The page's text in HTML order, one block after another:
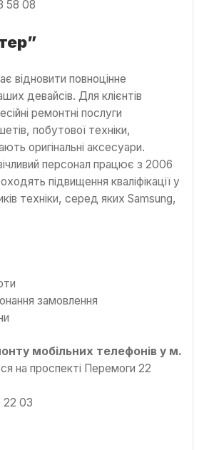
58 08
відновити повноцінне
девайсів. Для клієнтів
ремонтні послуги
побутової техніки,
оригінальні аксесуари.
персонал працює з 2006
підвищення кваліфікації у
техніки, серед яких Samsung,
замовлення
мобільних телефонів у м.
на проспекті Перемоги 22
22 03